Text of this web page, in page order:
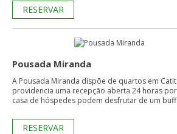
RESERVAR
Pousada Miranda
A Pousada Miranda dispõe de quartos em
providencia uma recepção aberta 24 horas por dia. Os
casa de hóspedes podem desfrutar de um
RESERVAR